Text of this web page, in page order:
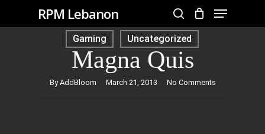
to
RPM Lebanon
search
Menu
Gaming Uncategorized
Magna Quis
By AddBloom March 21, 2013 No Comments